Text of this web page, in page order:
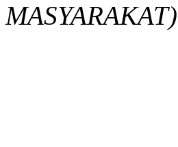
MASYARAKAT)